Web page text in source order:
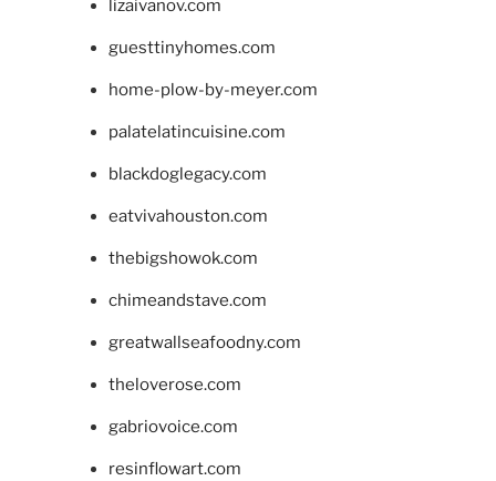
lizaivanov.com
guesttinyhomes.com
home-plow-by-meyer.com
palatelatincuisine.com
blackdoglegacy.com
eatvivahouston.com
thebigshowok.com
chimeandstave.com
greatwallseafoodny.com
theloverose.com
gabriovoice.com
resinflowart.com